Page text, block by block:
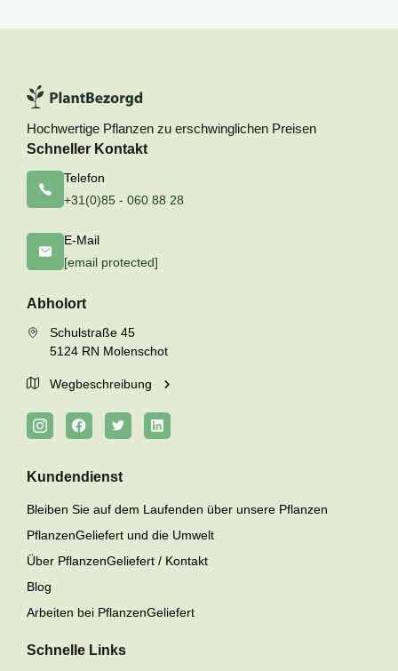
Hochwertige Pflanzen zu erschwinglichen Preisen
Schneller Kontakt
Telefon
+31(0)85 - 060 88 28
E-Mail
[email protected]
Abholort
Schulstraße 45
5124 RN Molenschot
Wegbeschreibung
Kundendienst
Bleiben Sie auf dem Laufenden über unsere Pflanzen
PflanzenGeliefert und die Umwelt
Über PflanzenGeliefert / Kontakt
Blog
Arbeiten bei PflanzenGeliefert
Schnelle Links